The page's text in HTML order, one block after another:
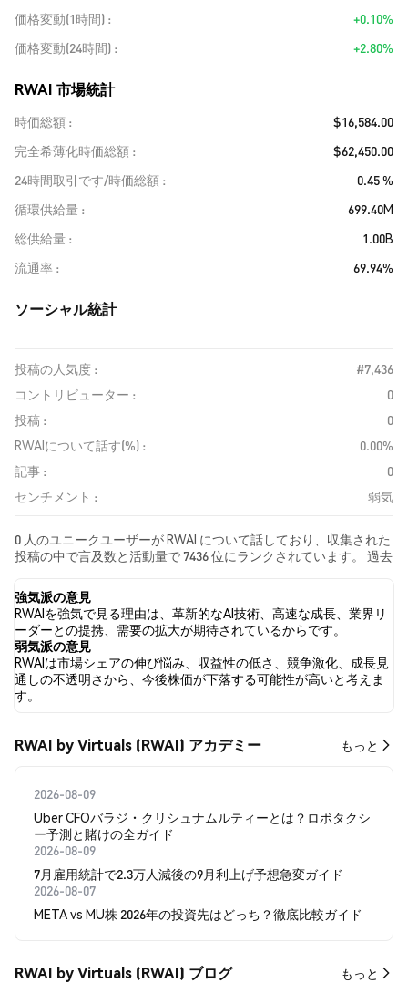
価格変動(1時間)
+0.10%
価格変動(24時間)
+2.80%
RWAI 市場統計
時価総額
$16,584.00
完全希薄化時価総額
$62,450.00
24時間取引です/時価総額
0.45 %
循環供給量
699.40M
総供給量
1.00B
流通率
69.94%
ソーシャル統計
投稿の人気度 :
#7,436
コントリビューター :
0
投稿 :
0
RWAIについて話す(%) :
0.00%
記事 :
0
センチメント :
弱気
0 人のユニークユーザーが RWAI について話しており、収集された
投稿の中で言及数と活動量で 7436 位にランクされています。 過去
は 弱気 でした。 最後に、RWAI に関するニュース記事が 0 件公開
されました。 Twitterでは、NaN% のツイートが強気の感情を示
し、NaN% のツイートが弱気の感情を示しました。 NaN% のツイ
ートは RWAI に対して中立的でした。 これらの感情分析は 0 件の
ツイートに基づいています。
強気派の意見
RWAIを強気で見る理由は、革新的なAI技術、高速な成長、業界リ
ーダーとの提携、需要の拡大が期待されているからです。
弱気派の意見
RWAIは市場シェアの伸び悩み、収益性の低さ、競争激化、成長見
通しの不透明さから、今後株価が下落する可能性が高いと考えま
す。
RWAI by Virtuals (RWAI) アカデミー もっと
2026-08-09
Uber CFOバラジ・クリシュナムルティーとは？ロボタクシ
ー予測と賭けの全ガイド
2026-08-09
7月雇用統計で2.3万人減後の9月利上げ予想急変ガイド
2026-08-07
META vs MU株 2026年の投資先はどっち？徹底比較ガイド
RWAI by Virtuals (RWAI) ブログ もっと